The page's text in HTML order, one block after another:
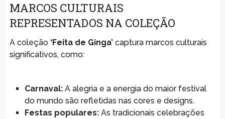
MARCOS CULTURAIS
REPRESENTADOS NA COLEÇÃO
A coleção ‘Feita de Ginga’captura marcos culturais
significativos, como:
Carnaval:A alegria e a energia do maior festival
do mundo são refletidas nas cores e designs.
Festas populares:As tradicionais celebrações